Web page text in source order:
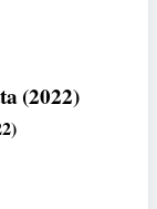
(2022)